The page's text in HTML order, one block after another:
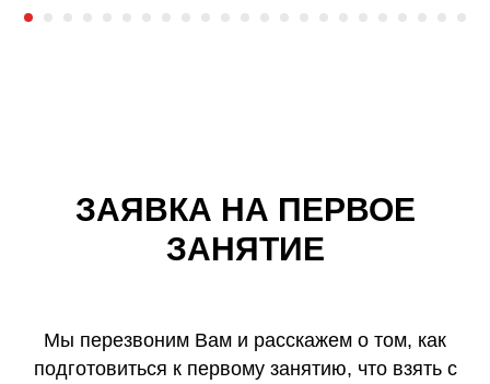
ЗАЯВКА НА ПЕРВОЕ
ЗАНЯТИЕ
Мы перезвоним Вам и расскажем о том, как
подготовиться к первому занятию, что взять с